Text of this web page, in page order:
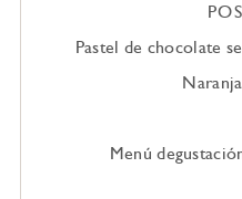
Pastel de chocolate
Menú